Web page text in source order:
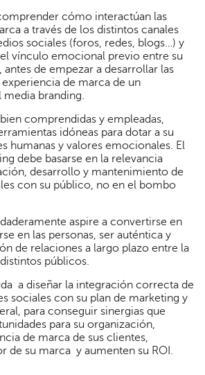
cómo interactúan las
a través de los distintos canales
sociales (foros, redes, blogs…) y
vínculo emocional previo entre su
de empezar a desarrollar las
de marca de un
branding.
comprendidas y empleadas,
idóneas para dotar a su
humanas y valores emocionales. El
debe basarse en la relevancia
desarrollo y mantenimiento de
con su público, no en el bombo
aspire a convertirse en
en las personas, ser auténtica y
de relaciones a largo plazo entre la
públicos.
a diseñar la integración correcta de
sociales con su plan de marketing y
para conseguir sinergias que
para su organización,
de marca de sus clientes,
de su marca y aumenten su ROI.